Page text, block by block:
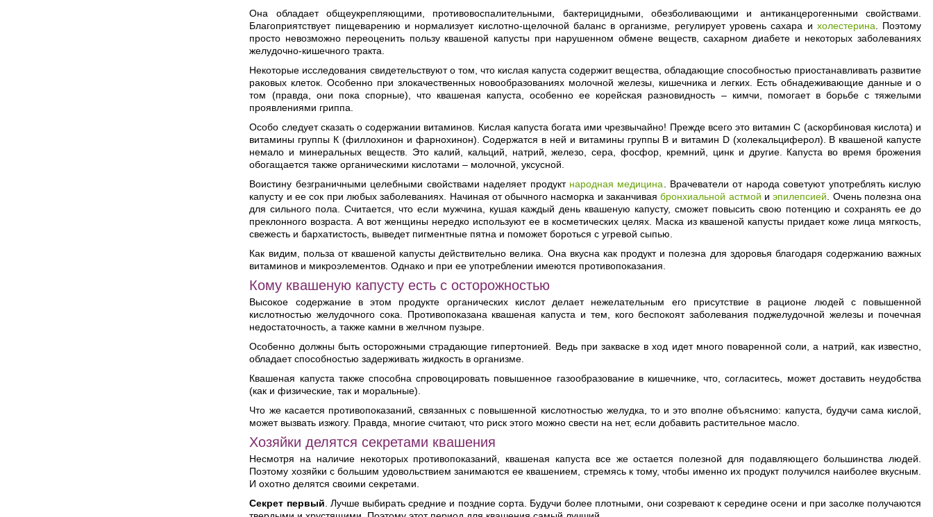
Она обладает общеукрепляющими, противовоспалительными, бактерицидными, обезболивающими и антиканцерогенными свойствами.
Благоприятствует пищеварению и нормализует кислотно-щелочной баланс в организме, регулирует уровень сахара и холестерина . Поэтому
просто невозможно переоценить пользу квашеной капусты при нарушенном обмене веществ, сахарном диабете и некоторых заболеваниях
желудочно-кишечного тракта.
Некоторые исследования свидетельствуют о том, что кислая капуста содержит вещества, обладающие способностью приостанавливать развитие
раковых клеток. Особенно при злокачественных новообразованиях молочной железы, кишечника и легких. Есть обнадеживающие данные и о
том (правда, они пока спорные), что квашеная капуста, особенно ее корейская разновидность – кимчи, помогает в борьбе с тяжелыми
проявлениями гриппа.
Особо следует сказать о содержании витаминов. Кислая капуста богата ими чрезвычайно! Прежде всего это витамин С (аскорбиновая кислота) и
витамины группы К (филлохинон и фарнохинон). Содержатся в ней и витамины группы В и витамин D (холекальциферол). В квашеной капусте
немало и минеральных веществ. Это калий, кальций, натрий, железо, сера, фосфор, кремний, цинк и другие. Капуста во время брожения
обогащается также органическими кислотами – молочной, уксусной.
Воистину безграничными целебными свойствами наделяет продукт народная медицина . Врачеватели от народа советуют употреблять кислую
капусту и ее сок при любых заболеваниях. Начиная от обычного насморка и заканчиваябронхиальной астмой иэпилепсией . Очень полезна она
для сильного пола. Считается, что если мужчина, кушая каждый день квашеную капусту, сможет повысить свою потенцию и сохранять ее до
преклонного возраста. А вот женщины нередко используют ее в косметических целях. Маска из квашеной капусты придает коже лица мягкость,
свежесть и бархатистость, выведет пигментные пятна и поможет бороться с угревой сыпью.
Как видим, польза от квашеной капусты действительно велика. Она вкусна как продукт и полезна для здоровья благодаря содержанию важных
витаминов и микроэлементов. Однако и при ее употреблении имеются противопоказания.
Кому квашеную капусту есть с осторожностью
Высокое содержание в этом продукте органических кислот делает нежелательным его присутствие в рационе людей с повышенной
кислотностью желудочного сока. Противопоказана квашеная капуста и тем, кого беспокоят заболевания поджелудочной железы и почечная
недостаточность, а также камни в желчном пузыре.
Особенно должны быть осторожными страдающие гипертонией. Ведь при закваске в ход идет много поваренной соли, а натрий, как известно,
обладает способностью задерживать жидкость в организме.
Квашеная капуста также способна спровоцировать повышенное газообразование в кишечнике, что, согласитесь, может доставить неудобства
(как и физические, так и моральные).
Что же касается противопоказаний, связанных с повышенной кислотностью желудка, то и это вполне объяснимо: капуста, будучи сама кислой,
может вызвать изжогу. Правда, многие считают, что риск этого можно свести на нет, если добавить растительное масло.
Хозяйки делятся секретами квашения
Несмотря на наличие некоторых противопоказаний, квашеная капуста все же остается полезной для подавляющего большинства людей.
Поэтому хозяйки с большим удовольствием занимаются ее квашением, стремясь к тому, чтобы именно их продукт получился наиболее вкусным.
И охотно делятся своими секретами.
Секрет первый . Лучше выбирать средние и поздние сорта. Будучи более плотными, они созревают к середине осени и при засолке получаются